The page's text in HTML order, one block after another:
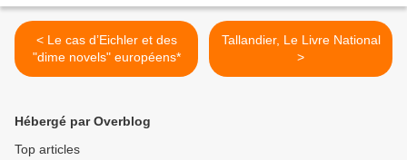
< Le cas d’Eichler et des
"dime novels" européens*
Tallandier, Le Livre National
>
Hébergé par Overblog
Top articles